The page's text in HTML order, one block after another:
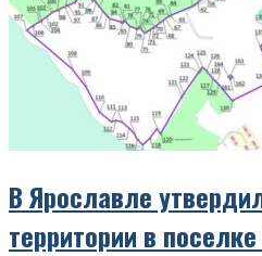
В Ярославле
территории в